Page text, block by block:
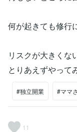
何が起きても修行
リスクが大きくな
とりあえずやって
#独立開業 #ママ
11